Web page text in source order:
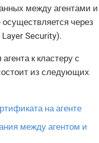
между агентами и
через
Security).
к кластеру с
из следующих
на агенте
между агентом и